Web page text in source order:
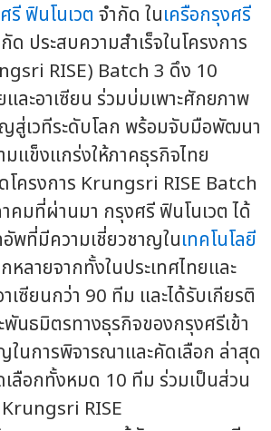
รี ฟินโนเวต จำกัด ในเครือกรุงศรี
ด ประสบความสำเร็จในโครงการ
RISE) Batch 3 ดึง 10
ละอาเซียน ร่วมบ่มเพาะศักยภาพ
ญสู่เวทีระดับโลก พร้อมจับมือพัฒนา
มแข็งแกร่งให้ภาคธุรกิจไทย
รงการ Krungsri RISE Batch
คมที่ผ่านมา กรุงศรี ฟินโนเวต ได้
พที่มีความเชี่ยวชาญในเทคโนโลยี
หลายจากทั้งในประเทศไทยและ
เซียนกว่า 90 ทีม และได้รับเกียรติ
นธมิตรทางธุรกิจของกรุงศรีเข้า
ในการพิจารณาและคัดเลือก ล่าสุด
ลือกทั้งหมด 10 ทีม ร่วมเป็นส่วน
RISE